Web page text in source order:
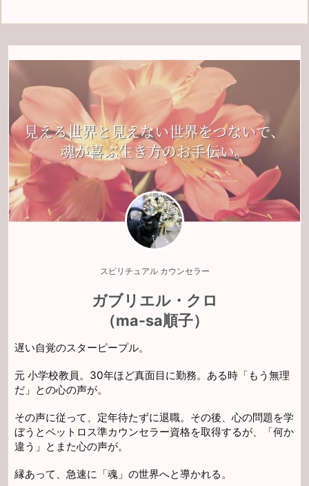
スピリチュアル カウンセラー
ガブリエル・クロ
（ma-sa順子）
遅い自覚のスターピープル。
元 小学校教員。30年ほど真面目に勤務。ある時「もう無理
だ」との心の声が。
その声に従って、定年待たずに退職。その後、心の問題を学
ぼうとペットロス準カウンセラー資格を取得するが、「何か
違う」とまた心の声が。
縁あって、急速に「魂」の世界へと導かれる。